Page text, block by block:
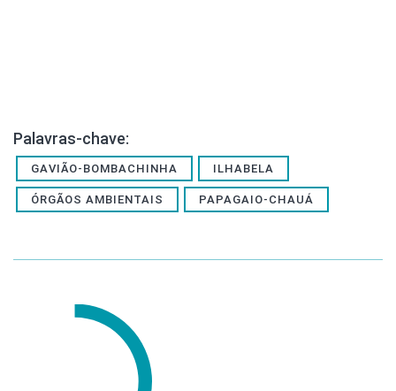
Palavras-chave:
GAVIÃO-BOMBACHINHA ILHABELA
ÓRGÃOS AMBIENTAIS PAPAGAIO-CHAUÁ